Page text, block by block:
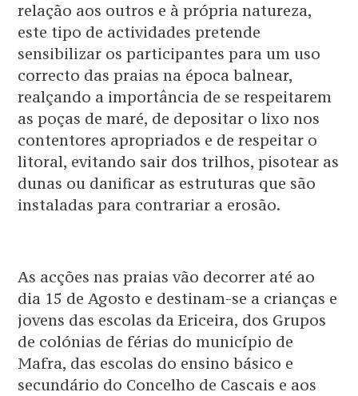
relação aos outros e à própria natureza,
este tipo de actividades pretende
sensibilizar os participantes para um uso
correcto das praias na época balnear,
realçando a importância de se respeitarem
as poças de maré, de depositar o lixo nos
contentores apropriados e de respeitar o
litoral, evitando sair dos trilhos, pisotear as
dunas ou danificar as estruturas que são
instaladas para contrariar a erosão.
As acções nas praias vão decorrer até ao
dia 15 de Agosto e destinam-se a crianças e
jovens das escolas da Ericeira, dos Grupos
de colónias de férias do município de
Mafra, das escolas do ensino básico e
secundário do Concelho de Cascais e aos